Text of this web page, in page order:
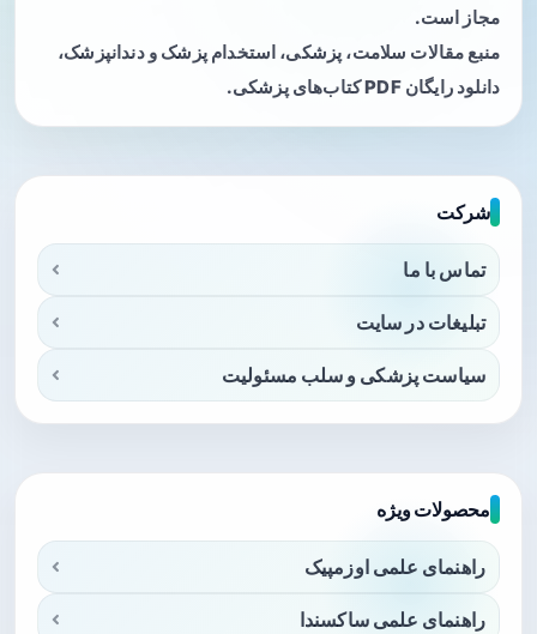
مجاز است.
منبع مقالات سلامت، پزشکی، استخدام پزشک و دندانپزشک،
دانلود رایگان PDF کتاب‌های پزشکی.
شرکت
تماس با ما
تبلیغات در سایت
سیاست پزشکی و سلب مسئولیت
محصولات ویژه
راهنمای علمی اوزمپیک
راهنمای علمی ساکسندا